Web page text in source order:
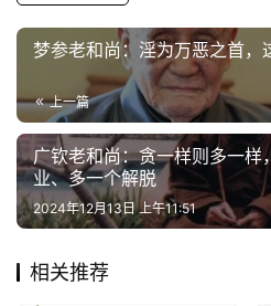
佛
教
术
政
策
法
规
梦参老和尚：淫为万恶之首，
上一篇
广钦老和尚：贪一样则多一样
业、多一个解脱
2024年12月13日 上午11:51
相关推荐